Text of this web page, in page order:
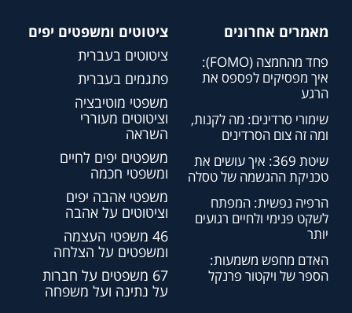
מאמרים אחרונים
פחד מהחמצה (FOMO):
איך מפסיקים לפספס את
הרגע
שימורי סרדינים: מה לקנות,
ומה זה צום הסרדינים
שיטת 369: איך עושים את
טכניקת ההגשמה של טסלה
הרפיה נפשית: המפתח
לשקט פנימי ולחיים רגועים
יותר
האדם מחפש משמעות:
הספר של ויקטור פרנקל
ציטוטים ומשפטים יפים
ציטוטים בעברית
פתגמים בעברית
משפטי מוטיבציה
וציטוטים מעוררי
השראה
משפטים יפים לחיים
ומשפטי חכמה
משפטי אהבה יפים
וציטוטים על אהבה
46 משפטי העצמה
ומשפטים על הצלחה
67 משפטים על חברות
על נתינה ועל משפחה